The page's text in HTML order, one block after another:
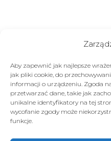
Aby zapewnić jak najlepsze
jak pliki cookie, do
informacji o urządzeniu. Zgoda
przetwarzać dane, takie jak
unikalne identyfikatory na tej
wycofanie zgody może
funkcje.